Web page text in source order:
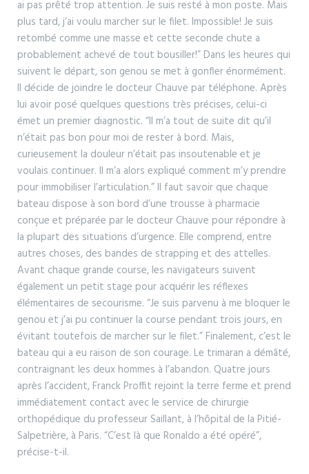
ai pas prêté trop attention. Je suis resté à mon poste. Mais
plus tard, j’ai voulu marcher sur le filet. Impossible! Je suis
retombé comme une masse et cette seconde chute a
probablement achevé de tout bousiller!” Dans les heures qui
suivent le départ, son genou se met à gonfler énormément.
Il décide de joindre le docteur Chauve par téléphone. Après
lui avoir posé quelques questions très précises, celui-ci
émet un premier diagnostic. “Il m’a tout de suite dit qu’il
n’était pas bon pour moi de rester à bord. Mais,
curieusement la douleur n’était pas insoutenable et je
voulais continuer. Il m’a alors expliqué comment m’y prendre
pour immobiliser l’articulation.” Il faut savoir que chaque
bateau dispose à son bord d’une trousse à pharmacie
conçue et préparée par le docteur Chauve pour répondre à
la plupart des situations d’urgence. Elle comprend, entre
autres choses, des bandes de strapping et des attelles.
Avant chaque grande course, les navigateurs suivent
également un petit stage pour acquérir les réflexes
élémentaires de secourisme. “Je suis parvenu à me bloquer le
genou et j’ai pu continuer la course pendant trois jours, en
évitant toutefois de marcher sur le filet.” Finalement, c’est le
bateau qui a eu raison de son courage. Le trimaran a démâté,
contraignant les deux hommes à l’abandon. Quatre jours
après l’accident, Franck Proffit rejoint la terre ferme et prend
immédiatement contact avec le service de chirurgie
orthopédique du professeur Saillant, à l’hôpital de la Pitié-
Salpetrière, à Paris. “C’est là que Ronaldo a été opéré”,
précise-t-il.